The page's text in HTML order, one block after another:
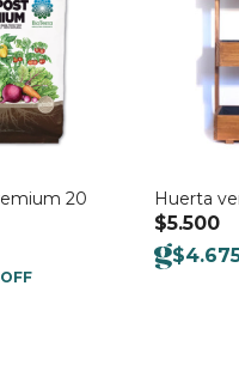
20
Huerta
$5.500
$